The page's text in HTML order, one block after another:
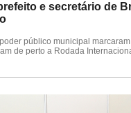
e secretário de
público municipal
de perto a Rodada